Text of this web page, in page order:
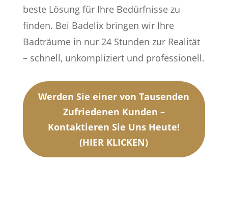
beste Lösung für Ihre Bedürfnisse zu
finden. Bei Badelix bringen wir Ihre
Badträume in nur 24 Stunden zur Realität
– schnell, unkompliziert und professionell.
Werden Sie einer von Tausenden
Zufriedenen Kunden –
Kontaktieren Sie Uns Heute!
(HIER KLICKEN)